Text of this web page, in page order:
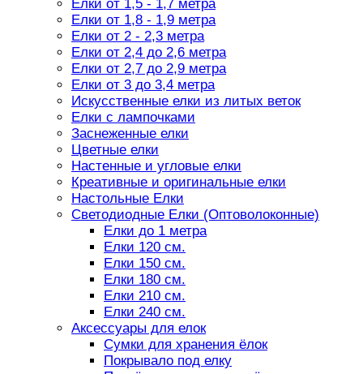
Елки от 1,5 - 1,7 метра
Елки от 1,8 - 1,9 метра
Елки от 2 - 2,3 метра
Елки от 2,4 до 2,6 метра
Елки от 2,7 до 2,9 метра
Елки от 3 до 3,4 метра
Искусственные елки из литых веток
Елки с лампочками
Заснеженные елки
Цветные елки
Настенные и угловые елки
Креативные и оригинальные елки
Настольные Елки
Светодиодные Елки (Оптоволоконные)
Елки до 1 метра
Елки 120 см.
Елки 150 см.
Елки 180 см.
Елки 210 см.
Елки 240 см.
Аксессуары для елок
Сумки для хранения ёлок
Покрывало под елку